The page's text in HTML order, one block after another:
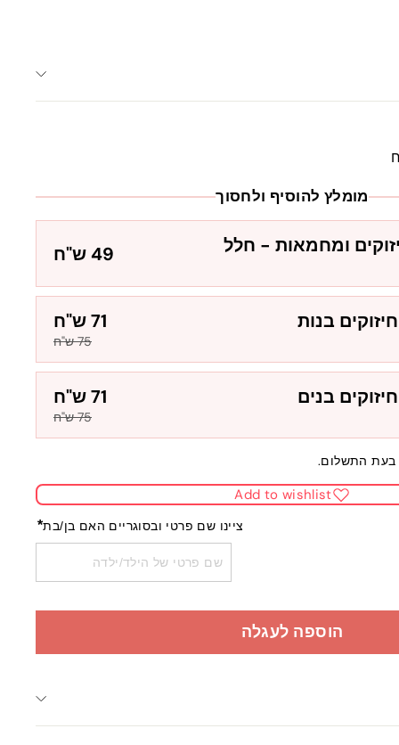
מומלץ להוסיף ולחסוך
ומחמאות - חלל 49 ש"ח
בנות 71 ש"ח
75 ש"ח
בנים 71 ש"ח
75 ש"ח
התשלום.
Add to wishlist
ציינו שם פרטי ובסוגריים האם בן/בת*
הוספה לעגלה